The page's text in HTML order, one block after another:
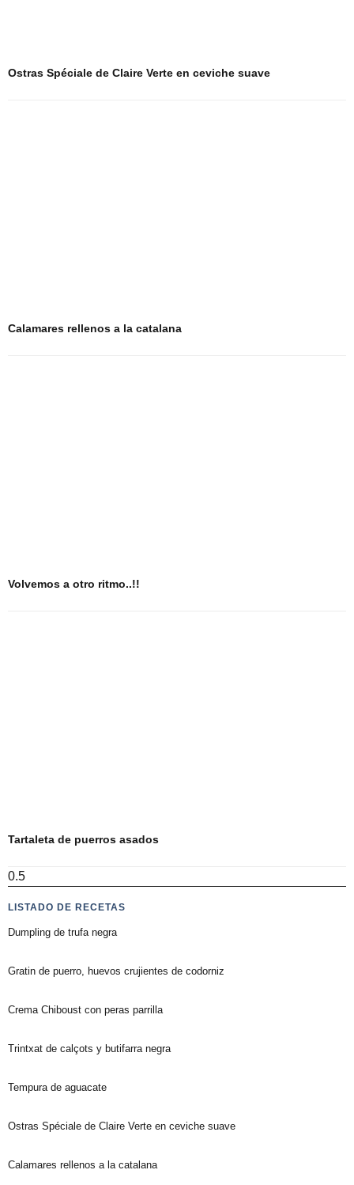
Ostras Spéciale de Claire Verte en ceviche suave
Calamares rellenos a la catalana
Volvemos a otro ritmo..!!
Tartaleta de puerros asados
LISTADO DE RECETAS
Dumpling de trufa negra
Gratin de puerro, huevos crujientes de codorniz
Crema Chiboust con peras parrilla
Trintxat de calçots y butifarra negra
Tempura de aguacate
Ostras Spéciale de Claire Verte en ceviche suave
Calamares rellenos a la catalana